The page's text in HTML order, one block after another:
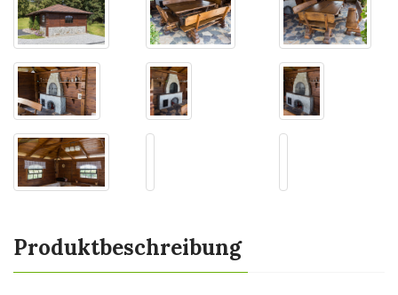
Produktbeschreibung